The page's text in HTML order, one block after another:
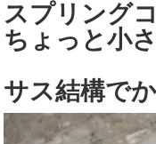
スプリング
ちょっと小
サス結構で